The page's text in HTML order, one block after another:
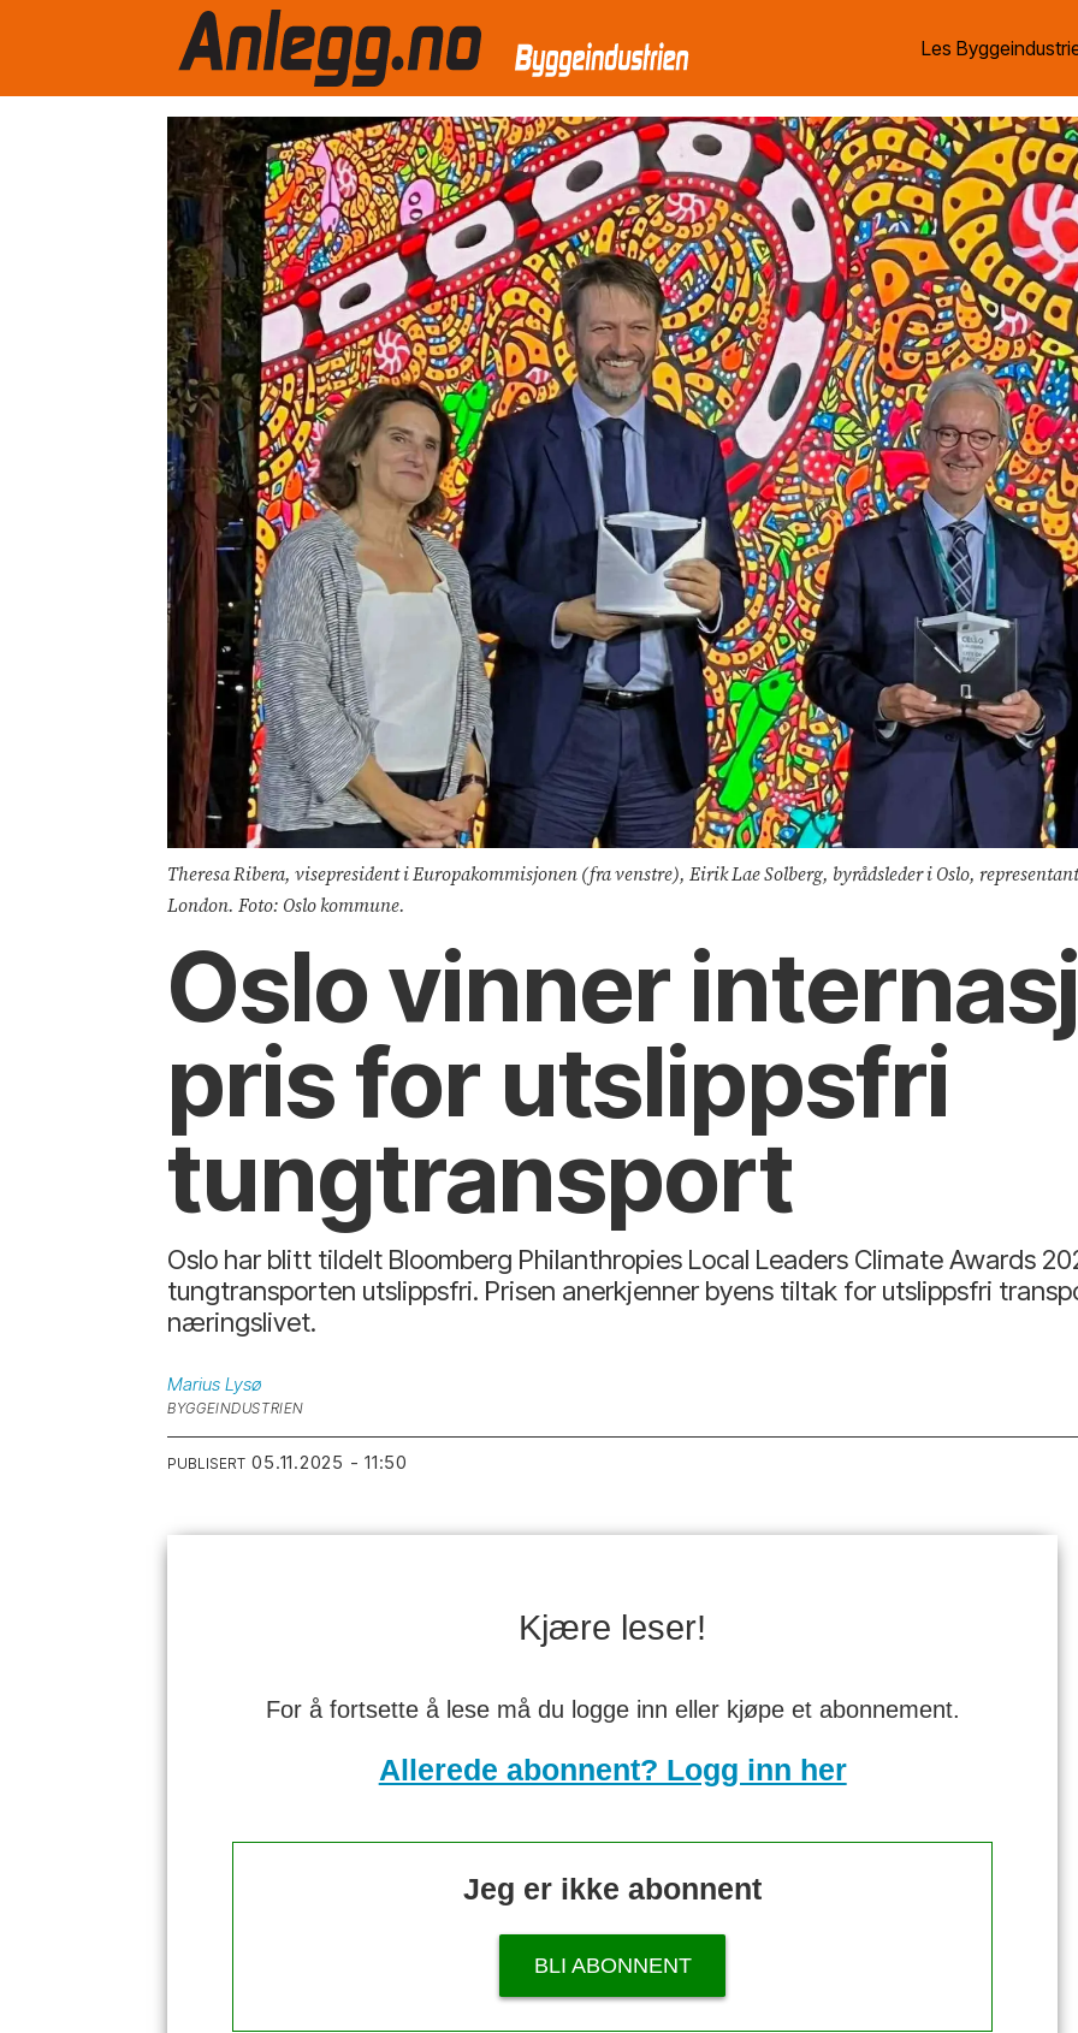
Les
Theresa Ribera, visepresident i Europakommisjonen (fra venstre), Eirik Lae Solberg, byrådsleder i Oslo,
London. Foto: Oslo kommune.
Oslo vinner
pris for utslippsfri
tungtransport
Oslo har blitt tildelt Bloomberg Philanthropies Local Leaders Climate Awards
tungtransporten utslippsfri. Prisen anerkjenner byens tiltak for utslippsfri
næringslivet.
Marius Lysø
BYGGEINDUSTRIEN
PUBLISERT 05.11.2025 - 11:50
Kjære leser!
For å fortsette å lese må du logge inn eller kjøpe et abonnement.
Allerede abonnent? Logg inn her
Jeg er ikke abonnent
BLI ABONNENT